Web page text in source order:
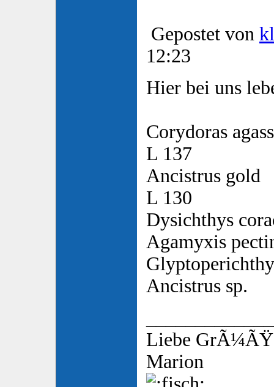
Gepostet von
12:23
Hier bei uns
Corydoras
L 137
Ancistrus gold
L 130
Dysichthys
Agamyxis
Ancistrus sp.
Liebe
Marion